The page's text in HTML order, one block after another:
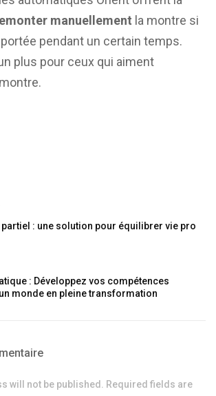
manuellement la montre si
portée pendant un certain temps.
plus pour ceux qui aiment
: une solution pour équilibrer vie pro
: Développez vos compétences
monde en pleine transformation
will not be published. Required fields are